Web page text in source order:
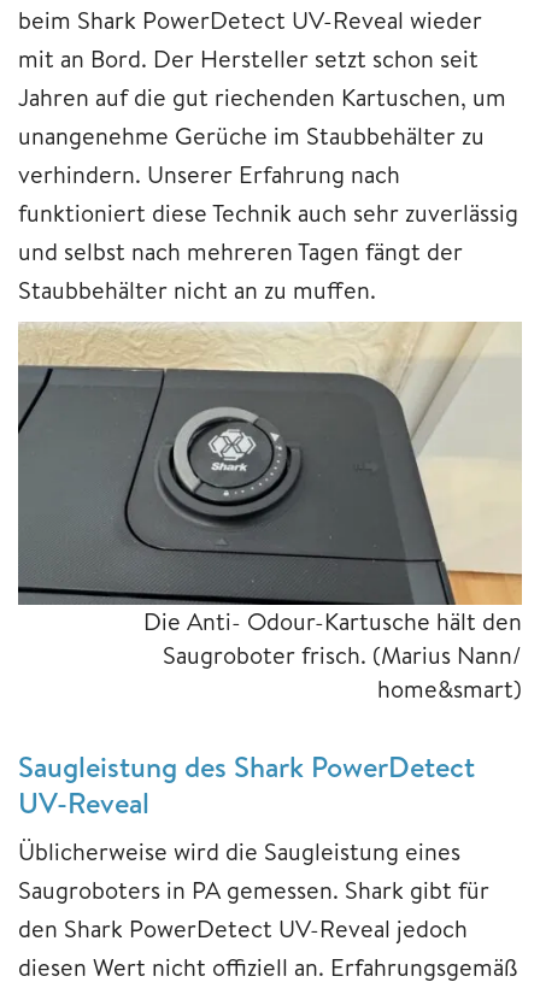
beim Shark PowerDetect UV-Reveal wieder
mit an Bord. Der Hersteller setzt schon seit
Jahren auf die gut riechenden Kartuschen, um
unangenehme Gerüche im Staubbehälter zu
verhindern. Unserer Erfahrung nach
funktioniert diese Technik auch sehr zuverlässig
und selbst nach mehreren Tagen fängt der
Staubbehälter nicht an zu muffen.
Die Anti- Odour-Kartusche hält den
Saugroboter frisch. (Marius Nann/
home&smart)
Saugleistung des Shark PowerDetect
UV-Reveal
Üblicherweise wird die Saugleistung eines
Saugroboters in PA gemessen. Shark gibt für
den Shark PowerDetect UV-Reveal jedoch
diesen Wert nicht offiziell an. Erfahrungsgemäß